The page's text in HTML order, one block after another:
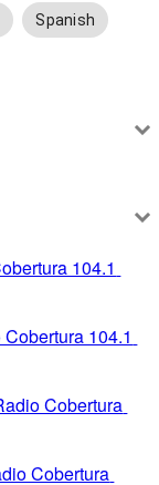
Spanish
104.1
104.1
Cobertura
Cobertura